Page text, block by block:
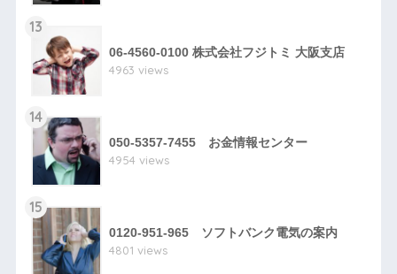
13
06-4560-0100 株式会社フジトミ 大阪支店
4963 views
14
050-5357-7455 お金情報センター
4954 views
15
0120-951-965 ソフトバンク電気の案内
4801 views